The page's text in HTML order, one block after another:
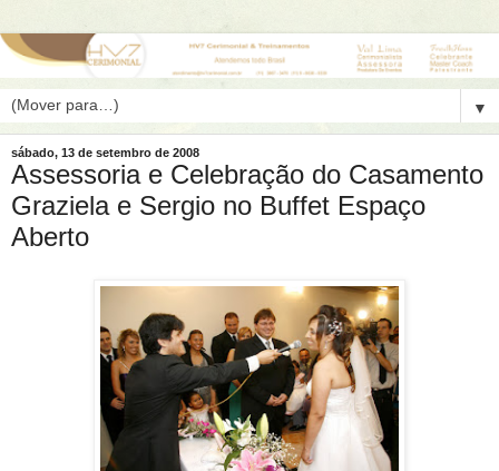
▼
sábado, 13 de setembro de 2008
Assessoria e Celebração do Casamento
Graziela e Sergio no Buffet Espaço
Aberto